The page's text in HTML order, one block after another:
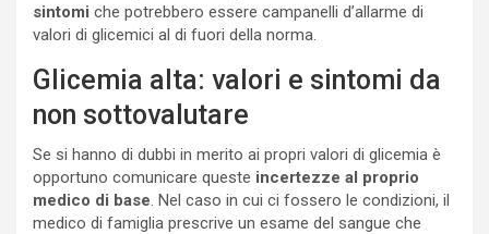
sintomi che potrebbero essere campanelli d’allarme di
valori di glicemici al di fuori della norma.
Glicemia alta: valori e sintomi da
non sottovalutare
Se si hanno di dubbi in merito ai propri valori di glicemia è
opportuno comunicare queste incertezze al proprio
medico di base . Nel caso in cui ci fossero le condizioni, il
medico di famiglia prescrive un esame del sangue che